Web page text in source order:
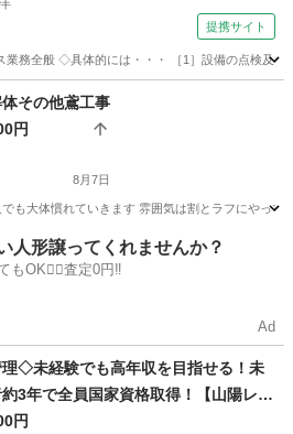
提携サイト
業務全般 ◇具体的には・・・ ［1］設備の点検及
その他鳶工事
円
8月7日
も大体慣れていきます 雰囲気は割とラフにやっ
鳶職 未経験
人形譲ってくれませんか？
もOK🙆‍♀️査定0円‼️
Ad
理◇未経験でも高年収を目指せる！未
3年で全員国家資格取得！【山陽レジ
円